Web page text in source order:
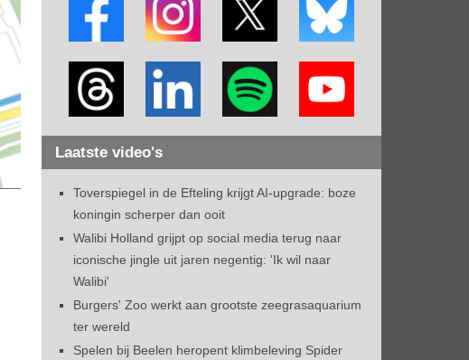
Laatste video's
Toverspiegel in de Efteling krijgt AI-upgrade: boze
koningin scherper dan ooit
Walibi Holland grijpt op social media terug naar
iconische jingle uit jaren negentig: 'Ik wil naar
Walibi'
Burgers' Zoo werkt aan grootste zeegrasaquarium
ter wereld
Spelen bij Beelen heropent klimbeleving Spider